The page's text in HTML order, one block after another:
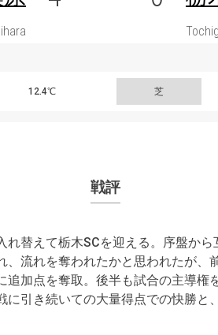
12.4℃ 芝
戦評
替えて栃木SCを迎える。序盤か
流れを奪われたかと思われたが
加点を奪取。後半も試合の主導権
引き続いての大量得点での快勝と